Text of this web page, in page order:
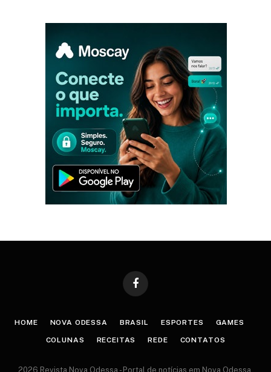
Facebook
HOME NOVA ODESSA BRASIL ESPORTES GAMES
COLUNAS RECEITAS REDE CONTATOS
2026 Revista Nova Odessa - Portal de notícias em Nova Odessa.